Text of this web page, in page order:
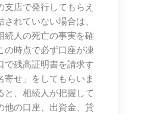
店で発行してもらえ
れていない場合は、
続人の死亡の事実を確
の時点で必ず口座が凍
で残高証明書を請求す
寄せ」をしてもらいま
と、相続人が把握して
他の口座、出資金、貸